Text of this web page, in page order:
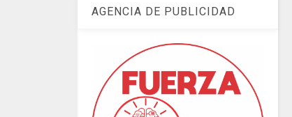
AGENCIA DE PUBLICIDAD